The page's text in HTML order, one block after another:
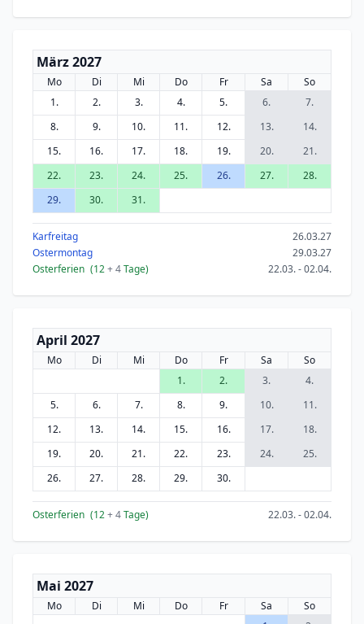
März 2027
Mo Di Mi Do Fr Sa
So
1.
2. 3. 4. 5. 6.
7.
8.
9. 10. 11. 12. 13.
14.
15.
16. 17. 18. 19. 20.
21.
22.
23. 24. 25. 26. 27.
28.
29.
30. 31.
Karfreitag
26.03.27
Ostermontag
29.03.27
Osterferien (12+ 4Tage) 22.03. - 02.04.
April 2027
Mo Di Mi Do Fr Sa
So
1.
2. 3.
4.
5.
6. 7. 8. 9. 10.
11.
12.
13. 14. 15. 16. 17.
18.
19.
20. 21. 22. 23. 24.
25.
26.
27. 28. 29. 30.
Osterferien (12+ 4Tage) 22.03. - 02.04.
Mai 2027
Mo Di Mi Do Fr Sa
So